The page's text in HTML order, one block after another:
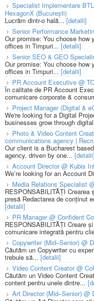
Specialist Implementare
HexagonX (București)
Lucrăm dintr-o hală...[detalii]
Senior Performance
Our promise: You choose how
offices in Timpuri... [detalii]
Senior SEO & GEO
Our promise: You choose how
offices in Timpuri... [detalii]
PR Account Executive @
În calitate de PR Account
comunicare corporate &
Project Manager (Digital &
We're looking for a Digital
businesses grow through
Photo & Video Content
communications agency |
Our client is a Bucharest
agency, driven by one... [detalii]
Account Director @ Kubis
We’re looking for an Account
Media Relations Specialist
RESPONSABILITĂȚI Crearea
presă Redactarea de conținut
[detalii]
PR Manager @ Confident
RESPONSABILITĂȚI Creare
comunicare integrată pentru
Copywriter (Mid–Senior) @
Căutăm un Copywriter cu
trebuie să... [detalii]
Video Content Creator @
Căutăm un Video Content
content pentru unele dintre...
Art Director (Mid–Senior) @